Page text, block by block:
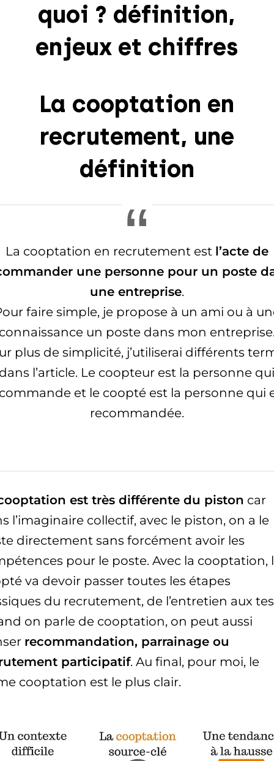
quoi ? définition,
enjeux et chiffres
La cooptation en
recrutement, une
définition
La cooptation en recrutement est l’acte de
une personne pour un poste
une entreprise.
faire simple, je propose à un ami ou à
connaissance un poste dans mon
plus de simplicité, j’utiliserai différents
dans l’article. Le coopteur est la personne
et le coopté est la personne qui
recommandée.
est très différente du piston car
l’imaginaire collectif, avec le piston, on a le
directement sans forcément avoir les
pour le poste. Avec la cooptation,
va devoir passer toutes les étapes
du recrutement, de l’entretien aux
on parle de cooptation, on peut aussi
recommandation, parrainage ou
participatif. Au final, pour moi, le
cooptation est le plus clair.